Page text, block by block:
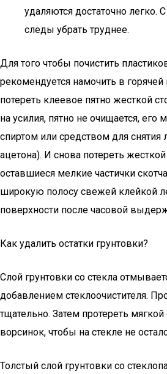
удаляются достаточно легко.
следы убрать труднее.
Для того чтобы почистить
рекомендуется намочить в
потереть клеевое пятно жесткой
на усилия, пятно не очищается, его
спиртом или средством для снятия
ацетона). И снова потереть
оставшиеся мелкие частички
широкую полосу свежей клейкой
поверхности после часовой
Как удалить остатки грунтовки?
Слой грунтовки со стекла
добавлением стеклоочистителя.
тщательно. Затем протереть
ворсинок, чтобы на стекле не
Толстый слой грунтовки со